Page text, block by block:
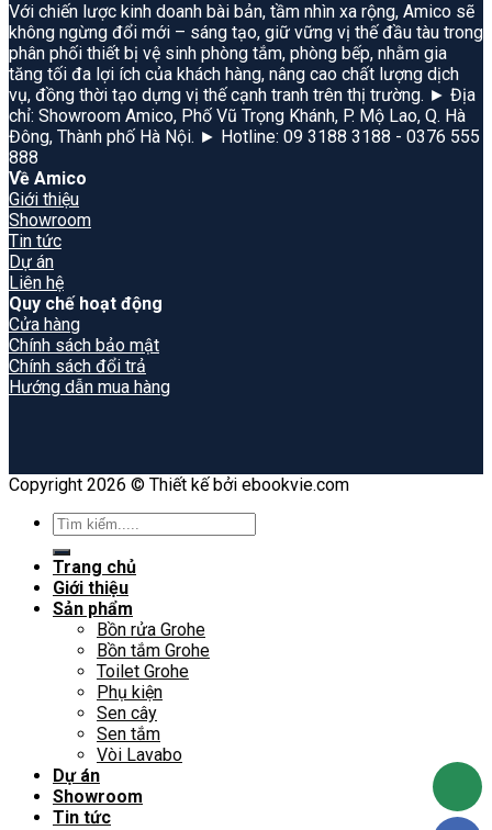
Với chiến lược kinh doanh bài bản, tầm nhìn xa rộng, Amico sẽ
không ngừng đổi mới – sáng tạo, giữ vững vị thế đầu tàu trong
phân phối thiết bị vệ sinh phòng tắm, phòng bếp, nhằm gia
tăng tối đa lợi ích của khách hàng, nâng cao chất lượng dịch
vụ, đồng thời tạo dựng vị thế cạnh tranh trên thị trường. ► Địa
chỉ: Showroom Amico, Phố Vũ Trọng Khánh, P. Mộ Lao, Q. Hà
Đông, Thành phố Hà Nội. ► Hotline: 09 3188 3188 - 0376 555
888
Về Amico
Giới thiệu
Showroom
Tin tức
Dự án
Liên hệ
Quy chế hoạt động
Cửa hàng
Chính sách bảo mật
Chính sách đổi trả
Hướng dẫn mua hàng
Copyright 2026 © Thiết kế bởi ebookvie.com
Search
for:
Trang chủ
Giới thiệu
Sản phẩm
Bồn rửa Grohe
Bồn tắm Grohe
Toilet Grohe
Phụ kiện
Sen cây
Sen tắm
Vòi Lavabo
Dự án
Showroom
Tin tức